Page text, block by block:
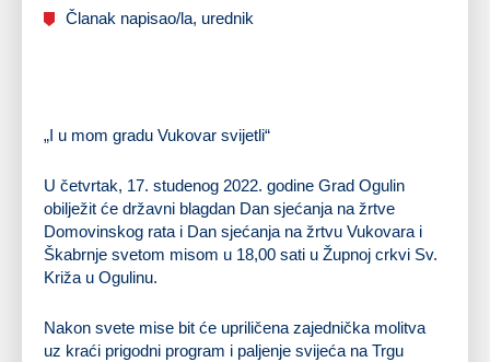
Članak napisao/la, urednik
„I u mom gradu Vukovar svijetli“
U četvrtak, 17. studenog 2022. godine Grad Ogulin
obilježit će državni blagdan Dan sjećanja na žrtve
Domovinskog rata i Dan sjećanja na žrtvu Vukovara i
Škabrnje svetom misom u 18,00 sati u Župnoj crkvi Sv.
Križa u Ogulinu.
Nakon svete mise bit će upriličena zajednička molitva
uz kraći prigodni program i paljenje svijeća na Trgu